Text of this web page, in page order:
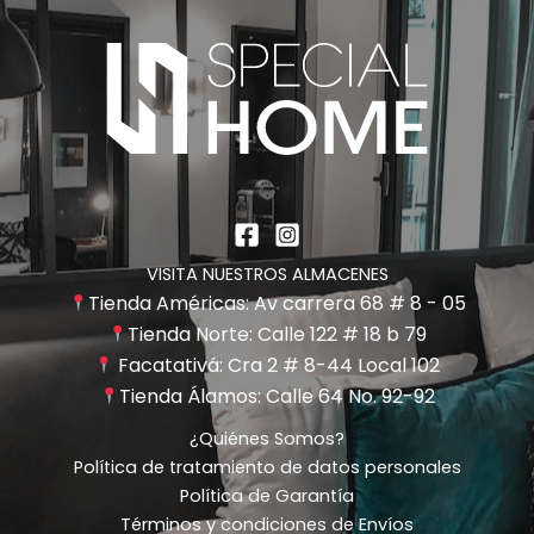
VISITA NUESTROS ALMACENES
Tienda Américas: Av carrera 68 # 8 - 05
Tienda Norte: Calle 122 # 18 b 79
Facatativá: Cra 2 # 8-44 Local 102
Tienda Álamos: Calle 64 No. 92-92
¿Quiénes Somos?
Política de tratamiento de datos personales
Política de Garantía
Términos y condiciones de Envíos